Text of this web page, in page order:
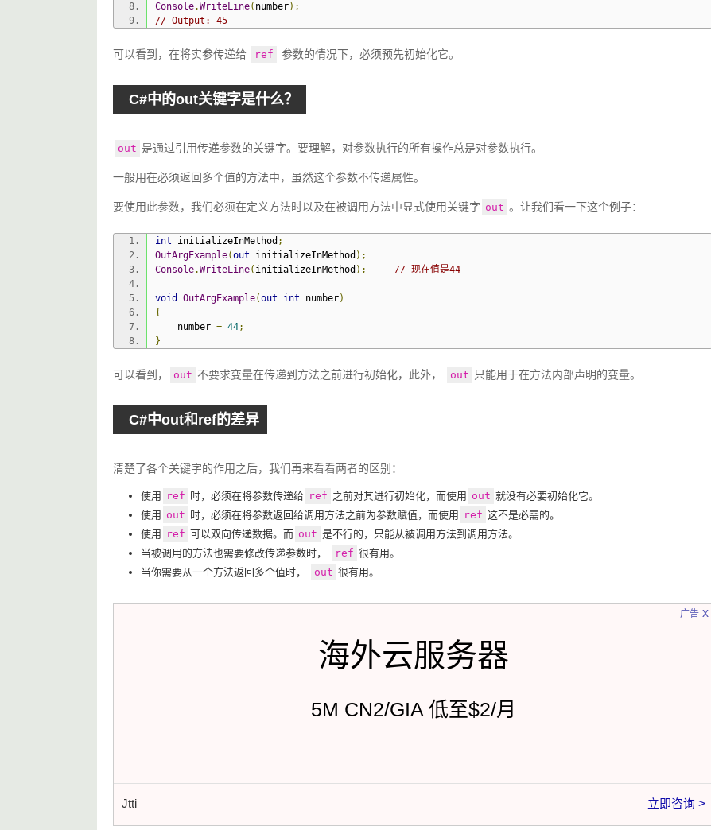
Console.WriteLine( number);
// Output: 45
可以看到，在将实参传递给 ref 参数的情况下，必须预先初始化它。
C#中的out关键字是什么？
out 是通过引用传递参数的关键字。要理解，对参数执行的所有操作总是对参数执行。
一般用在必须返回多个值的方法中，虽然这个参数不传递属性。
要使用此参数，我们必须在定义方法时以及在被调用方法中显式使用关键字 out 。让我们看一下这个例子：
int initializeInMethod ;
OutArgExample(out initializeInMethod );
Console.WriteLine( initializeInMethod ); // 现在值是44
void OutArgExample(out int number)
{
number = 44;
}
可以看到， out 不要求变量在传递到方法之前进行初始化，此外， out 只能用于在方法内部声明的变量。
C#中out和ref的差异
清楚了各个关键字的作用之后，我们再来看看两者的区别：
使用 ref 时，必须在将参数传递给 ref 之前对其进行初始化，而使用 out 就没有必要初始化它。
使用 out 时，必须在将参数返回给调用方法之前为参数赋值，而使用 ref 这不是必需的。
使用
ref 可以双向传递数据。而 out 是不行的，只能从被调用方法到调用方法。
当被调用的方法也需要修改传递参数时，
ref 很有用。
当你需要从一个方法返回多个值时，
out 很有用。
广告
海外云服务器
5M CN2/GIA 低至$2/月
Jtti 立即咨询 >
x